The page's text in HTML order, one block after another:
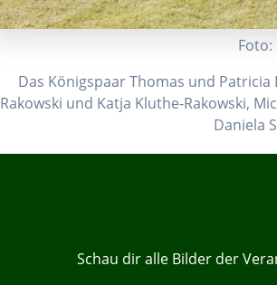
Das Königspaar Thomas und
Rakowski und Katja Kluthe-Rakowski,
Daniela
Schau dir alle Bilder der